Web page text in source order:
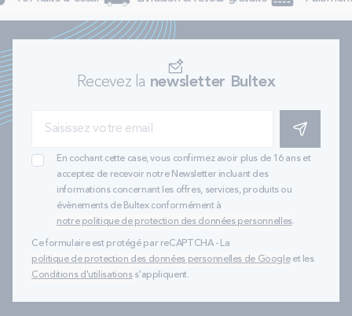
Recevez la newsletter Bultex
S'INSCRIRE
En cochant cette case, vous confirmez avoir plus de 16 ans et
acceptez de recevoir notre Newsletter incluant des
informations concernant les offres, services, produits ou
évènements de Bultex conformément à
notre politique de protection des données personnelles.
Ce formulaire est protégé par reCAPTCHA - La
politique de protection des données personnelles de Googleet les
Conditions d'utilisationss'appliquent.